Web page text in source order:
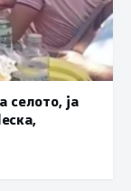
селото, ја